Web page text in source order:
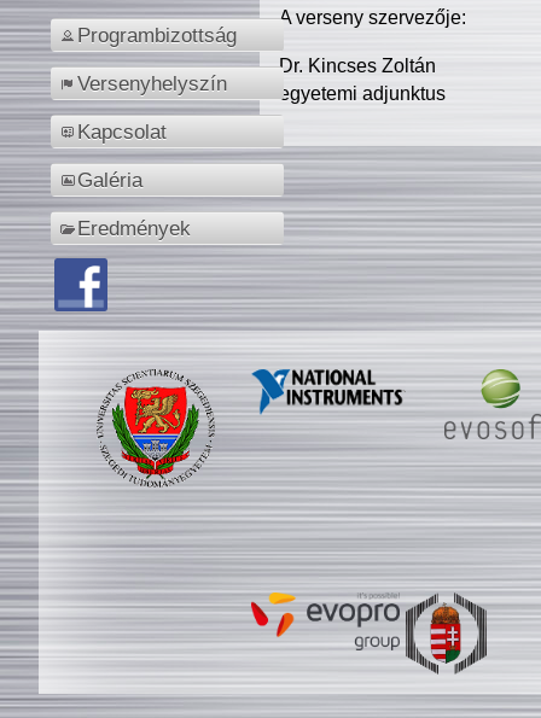
Programbizottság
Versenyhelyszín
Kapcsolat
Galéria
Eredmények
A verseny szervezője:
Dr. Kincses Zoltán
egyetemi adjunktus